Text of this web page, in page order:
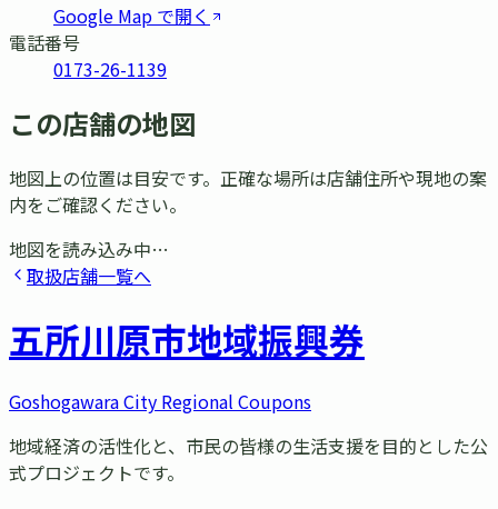
Google Map で開く
電話番号
0173-26-1139
この店舗の地図
地図上の位置は目安です。正確な場所は店舗住所や現地の案
内をご確認ください。
地図を読み込み中…
取扱店舗一覧へ
五所川原市地域振興券
Goshogawara City Regional Coupons
地域経済の活性化と、市民の皆様の生活支援を目的とした公
式プロジェクトです。